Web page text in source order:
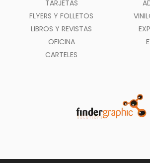
TARJETAS
FLYERS Y FOLLETOS
LIBROS Y REVISTAS
OFICINA
CARTELES